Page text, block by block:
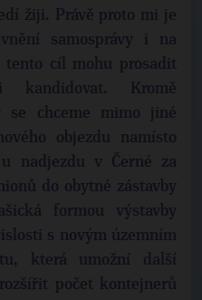
žiji. Právě proto mi je
samosprávy i na
tento cíl mohu prosadit
kandidovat. Kromě
se chceme mimo jiné
objezdu namísto
nadjezdu v Černé za
do obytné zástavby
formou výstavby
s novým územním
která umožní další
počet kontejnerů